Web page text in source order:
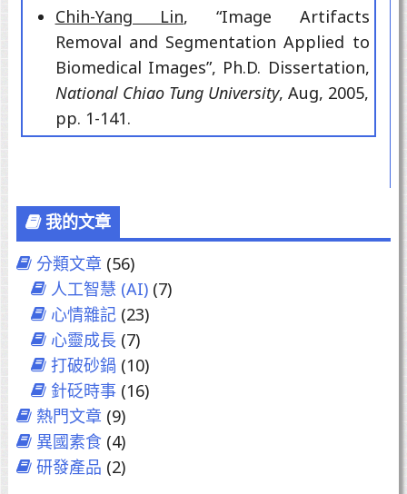
Chih-Yang Lin, “Image Artifacts
Removal and Segmentation Applied to
Biomedical Images”, Ph.D. Dissertation,
National Chiao Tung University, Aug, 2005,
pp. 1-141.
我的文章
分類文章 (56)
人工智慧 (AI)(7)
心情雜記(23)
心靈成長 (7)
打破砂鍋 (10)
針砭時事(16)
熱門文章 (9)
異國素食(4)
研發產品 (2)